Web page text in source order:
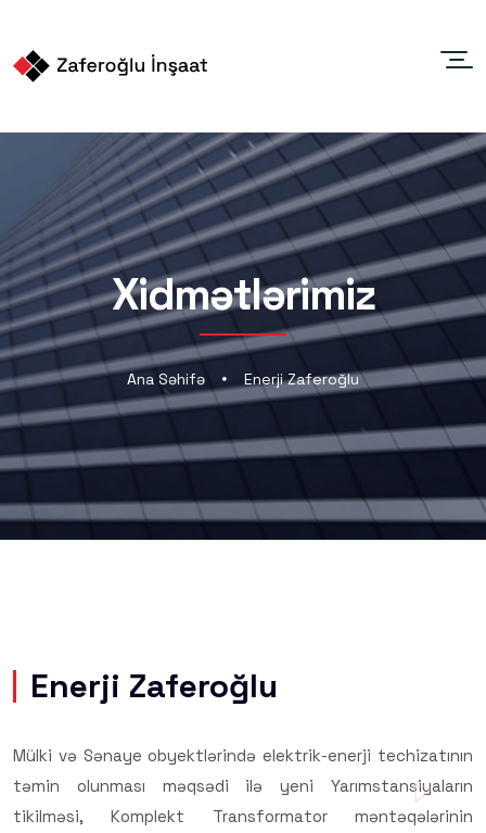
Xidmətlərimiz
Ana Səhifə Enerji Zaferoğlu
Enerji Zaferoğlu
Mülki və Sənaye obyektlərində elektrik-enerji techizatının
təmin olunması məqsədi ilə yeni Yarımstansiyaların
tikilməsi, Komplekt Transformator məntəqələrinin